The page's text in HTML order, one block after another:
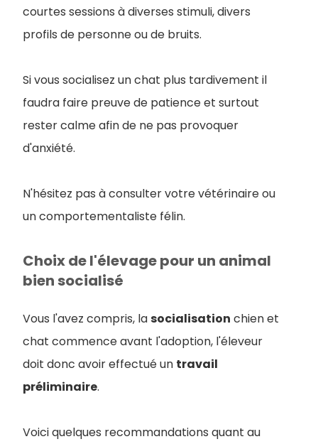
courtes sessions à diverses stimuli, divers
profils de personne ou de bruits.
Si vous socialisez un chat plus tardivement il
faudra faire preuve de patience et surtout
rester calme afin de ne pas provoquer
d'anxiété.
N'hésitez pas à consulter votre vétérinaire ou
un comportementaliste félin.
Choix de l'élevage pour un animal
bien socialisé
Vous l'avez compris, lasocialisation chien et
chat commence avant l'adoption, l'éleveur
doit donc avoir effectué un travail
préliminaire.
Voici quelques recommandations quant au